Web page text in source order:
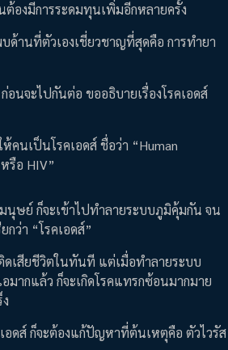
องมีการระดมทุนเพิ่มอีกหลายครั้ง
านที่ตัวเองเชี่ยวชาญที่สุดคือ การทำยา
อนจะไปกันต่อ ขออธิบายเรื่องโรคเอดส์
คนเป็นโรคเอดส์ ชื่อว่า “Human
รือ HIV”
มนุษย์ ก็จะเข้าไปทำลายระบบภูมิคุ้มกัน จน
กว่า “โรคเอดส์”
ดเสียชีวิตในทันที แต่เมื่อทำลายระบบ
ากแล้ว ก็จะเกิดโรคแทรกซ้อนมากมาย
อดส์ ก็จะต้องแก้ปัญหาที่ต้นเหตุคือ ตัวไวรัส